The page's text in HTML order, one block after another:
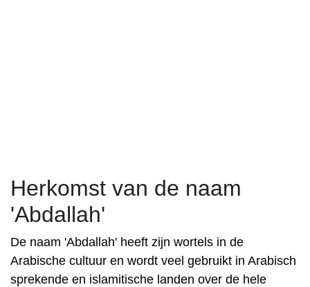
Herkomst van de naam
'Abdallah'
De naam 'Abdallah' heeft zijn wortels in de
Arabische cultuur en wordt veel gebruikt in Arabisch
sprekende en islamitische landen over de hele